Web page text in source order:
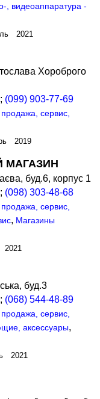
, видеоаппаратура -
2021
Хороброго
; (099) 903-77-69
сервис,
2019
МАГАЗИН
буд.6, корпус 1
; (098) 303-48-68
сервис,
, Магазины
буд.3
; (068) 544-48-89
сервис,
аксессуары,
2021